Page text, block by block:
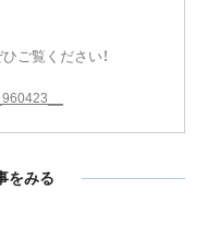
ご覧ください！
をみる